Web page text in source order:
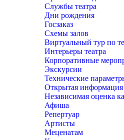
Службы театра
Дни рождения
Госзаказ
Схемы залов
Виртуальный тур по
Интерьеры театра
Корпоративные
Экскурсии
Технические
Открытая информация
Независимая оценка
Афиша
Репертуар
Артисты
Меценатам